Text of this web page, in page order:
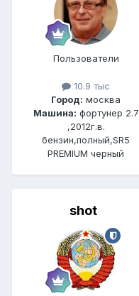
Пользователи
10.9 тыс
Город: москва
Машина: фортунер 2.7
,2012г.в.
бензин,полный,SR5
PREMIUM черный
shot